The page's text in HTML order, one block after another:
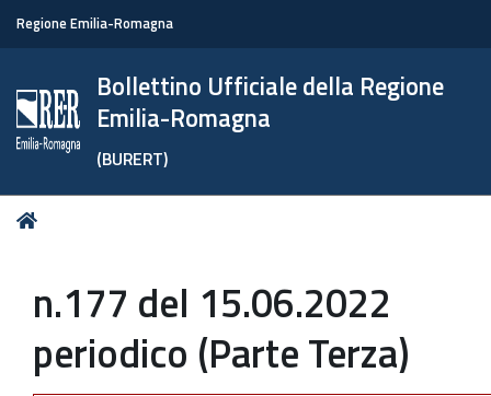
Regione Emilia-Romagna
Bollettino Ufficiale della Regione
Emilia-Romagna
(BURERT)
Tu
n.177 del 15.06.2022
periodico (Parte Terza)